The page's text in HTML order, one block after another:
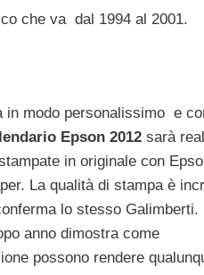
che va dal 1994 al 2001.
in modo personalissimo e
Epson 2012 sarà
in originale con
La qualità di stampa è
lo stesso Galimberti.
anno dimostra come
possono rendere